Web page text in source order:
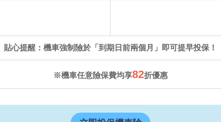
貼心提醒：機車強制險於「到期日前兩個月」即可提早投保！
※機車任意險保費均享82折優惠